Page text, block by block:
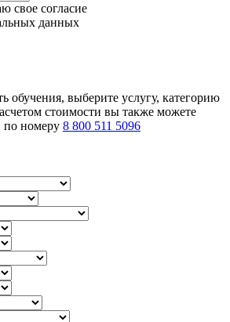
свое согласие
данных
обучения, выберите услугу, категорию
стоимости вы также можете
по номеру 8 800 511 5096